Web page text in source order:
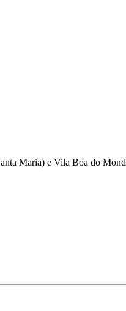
Maria) e Vila Boa do